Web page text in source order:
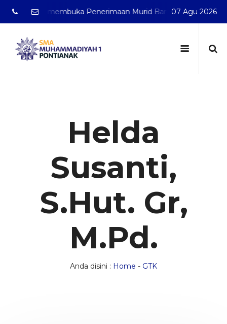
telah membuka Penerimaan Murid Baru Tahun Pelajaran
07 Agu 2026
Helda
Susanti,
S.Hut. Gr,
M.Pd.
Anda disini : Home - GTK